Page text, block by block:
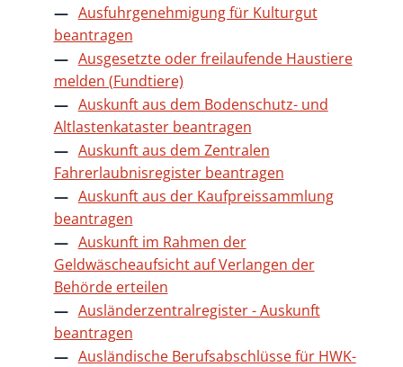
Ausfuhrgenehmigung für Kulturgut
beantragen
Ausgesetzte oder freilaufende Haustiere
melden (Fundtiere)
Auskunft aus dem Bodenschutz- und
Altlastenkataster beantragen
Auskunft aus dem Zentralen
Fahrerlaubnisregister beantragen
Auskunft aus der Kaufpreissammlung
beantragen
Auskunft im Rahmen der
Geldwäscheaufsicht auf Verlangen der
Behörde erteilen
Ausländerzentralregister - Auskunft
beantragen
Ausländische Berufsabschlüsse für HWK-